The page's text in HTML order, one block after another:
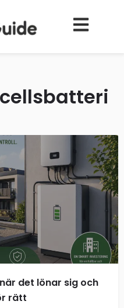
det lönar sig och
rätt